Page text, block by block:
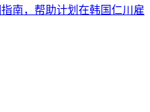
南，帮助计划在韩国仁川雇